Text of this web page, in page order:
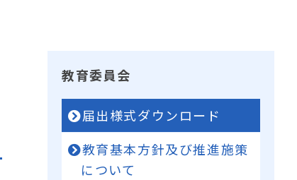
教育委員会
届出様式ダウンロード
教育基本方針及び推進施策
について